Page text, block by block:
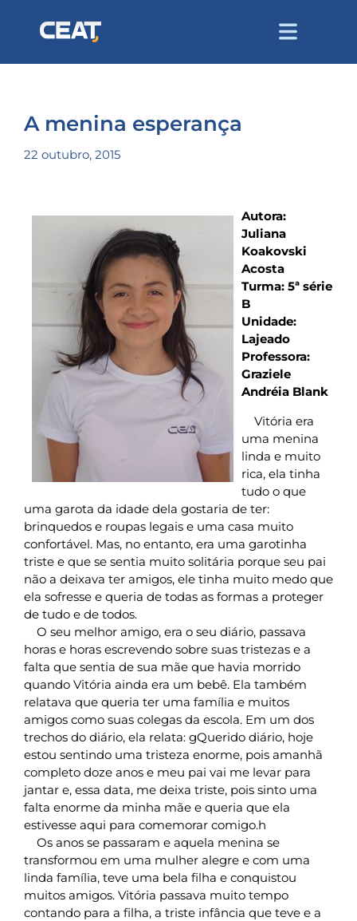
A menina esperança
22 outubro, 2015
Autora:
Juliana
Koakovski
Acosta
Turma: 5ª série
B
Unidade:
Lajeado
Professora:
Graziele
Andréia Blank
Vitória era
uma menina
linda e muito
rica, ela tinha
tudo o que
uma garota da idade dela gostaria de ter:
brinquedos e roupas legais e uma casa muito
confortável. Mas, no entanto, era uma garotinha
triste e que se sentia muito solitária porque seu pai
não a deixava ter amigos, ele tinha muito medo que
ela sofresse e queria de todas as formas a proteger
de tudo e de todos.
O seu melhor amigo, era o seu diário, passava
horas e horas escrevendo sobre suas tristezas e a
falta que sentia de sua mãe que havia morrido
quando Vitória ainda era um bebê. Ela também
relatava que queria ter uma família e muitos
amigos como suas colegas da escola. Em um dos
trechos do diário, ela relata: gQuerido diário, hoje
estou sentindo uma tristeza enorme, pois amanhã
completo doze anos e meu pai vai me levar para
jantar e, essa data, me deixa triste, pois sinto uma
falta enorme da minha mãe e queria que ela
estivesse aqui para comemorar comigo.h
Os anos se passaram e aquela menina se
transformou em uma mulher alegre e com uma
linda família, teve uma bela filha e conquistou
muitos amigos. Vitória passava muito tempo
contando para a filha, a triste infância que teve e a